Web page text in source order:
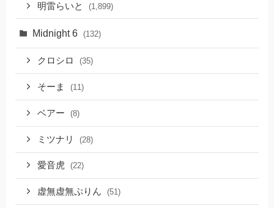
明雷らいと (1,899)
Midnight 6 (132)
クロシロ (35)
そーま (11)
ベアー (8)
ミツナリ (28)
愛音虎 (22)
虚無虚無ぷりん (51)